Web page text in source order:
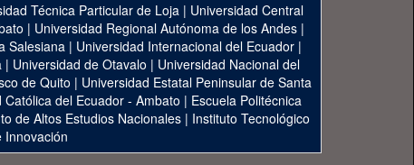
Técnica Particular de Loja | Universidad Central
| Universidad Regional Autónoma de los Andes|
Salesiana| Universidad Internacional del Ecuador|
| Universidad de Otavalo | Universidad Nacional del
de Quito | Universidad Estatal Peninsular de Santa
Católica del Ecuador - Ambato | Escuela Politécnica
de Altos Estudios Nacionales | Instituto Tecnológico
Innovación